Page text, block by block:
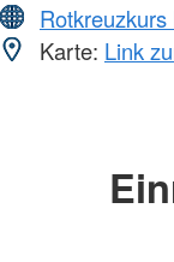
Karte: Link